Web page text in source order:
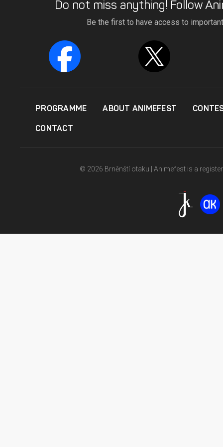
Do not miss anything! Follow
Be the first to have access to
PROGRAMME ABOUT ANIMEFEST
CONTACT
© 2026 Brněnští otaku | Animefest is a